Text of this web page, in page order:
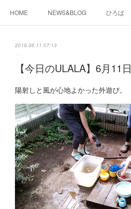
HOME NEWS&BLOG ひろば
2019.06.11 07:13
【今日のULALA】6月11日
陽射しと風が心地よかった外遊び。